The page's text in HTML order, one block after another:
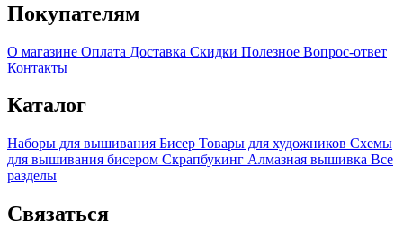
Покупателям
О магазине Оплата Доставка Скидки Полезное Вопрос-ответ
Контакты
Каталог
Наборы для вышивания Бисер Товары для художников Схемы
для вышивания бисером Скрапбукинг Алмазная вышивка Все
разделы
Связаться